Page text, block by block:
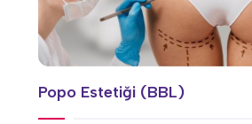
Popo Estetiği (BBL)